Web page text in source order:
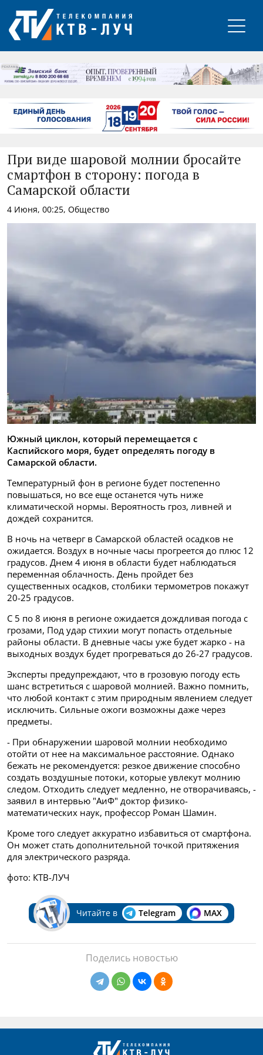
РЕКЛАМА
При виде шаровой молнии бросайте
смартфон в сторону: погода в
Самарской области
4 Июня, 00:25, Общество
Южный циклон, который перемещается с
Каспийского моря, будет определять погоду в
Самарской области.
Температурный фон в регионе будет постепенно
повышаться, но все еще останется чуть ниже
климатической нормы. Вероятность гроз, ливней и
дождей сохранится.
В ночь на четверг в Самарской областей осадков не
ожидается. Воздух в ночные часы прогреется до плюс 12
градусов. Днем 4 июня в области будет наблюдаться
переменная облачность. День пройдет без
существенных осадков, столбики термометров покажут
20-25 градусов.
С 5 по 8 июня в регионе ожидается дождливая погода с
грозами, Под удар стихии могут попасть отдельные
районы области. В дневные часы уже будет жарко - на
выходных воздух будет прогреваться до 26-27 градусов.
Эксперты предупреждают, что в грозовую погоду есть
шанс встретиться с шаровой молнией. Важно помнить,
что любой контакт с этим природным явлением следует
исключить. Сильные ожоги возможны даже через
предметы.
- При обнаружении шаровой молнии необходимо
отойти от нее на максимальное расстояние. Однако
бежать не рекомендуется: резкое движение способно
создать воздушные потоки, которые увлекут молнию
следом. Отходить следует медленно, не отворачиваясь, -
заявил в интервью "АиФ" доктор физико-
математических наук, профессор Роман Шамин.
Кроме того следует аккуратно избавиться от смартфона.
Он может стать дополнительной точкой притяжения
для электрического разряда.
фото: КТВ-ЛУЧ
Читайте в Telegram MAX
Поделись новостью